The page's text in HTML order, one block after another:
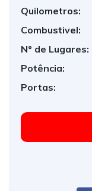
Quilometros:
Combustivel:
Nº de Lugares:
Potência:
Portas: